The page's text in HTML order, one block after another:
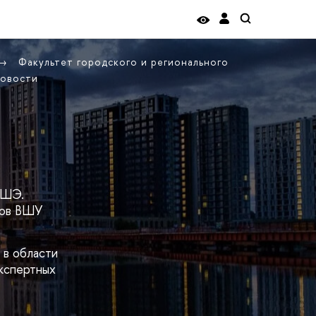
Факультет городского и регионального
ВШУ
области